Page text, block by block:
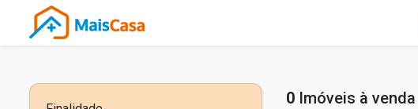
0 Imóveis à venda